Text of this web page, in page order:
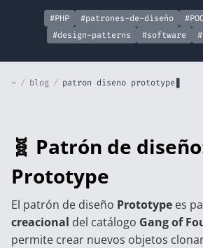
#PHP #patrones-de-diseño
#design-patterns
#software
~ / blog / patron diseno prototype
🧬 Patrón de
Prototype
El patrón de diseño Prototype es
creacional del catálogo Gang of
permite crear nuevos objetos